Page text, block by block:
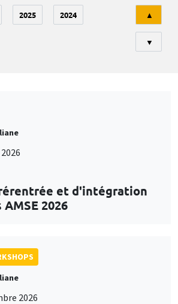
2025 2024 ▲
▼
et d'intégration
2026
2026